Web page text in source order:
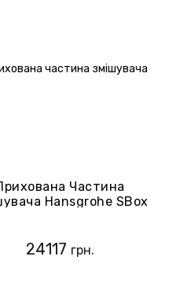
Частина
Hansgrohe SBox
24117 грн.